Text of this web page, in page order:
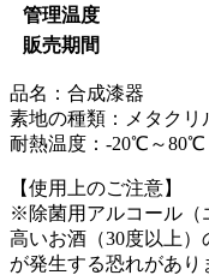
管理温度
販売期間
品名：合成漆器
素地の種類：メタクリ
耐熱温度：‐20℃～80℃
【使用上のご注意】
※除菌用アルコール（
高いお酒（30度以上
が発生する恐れがあり